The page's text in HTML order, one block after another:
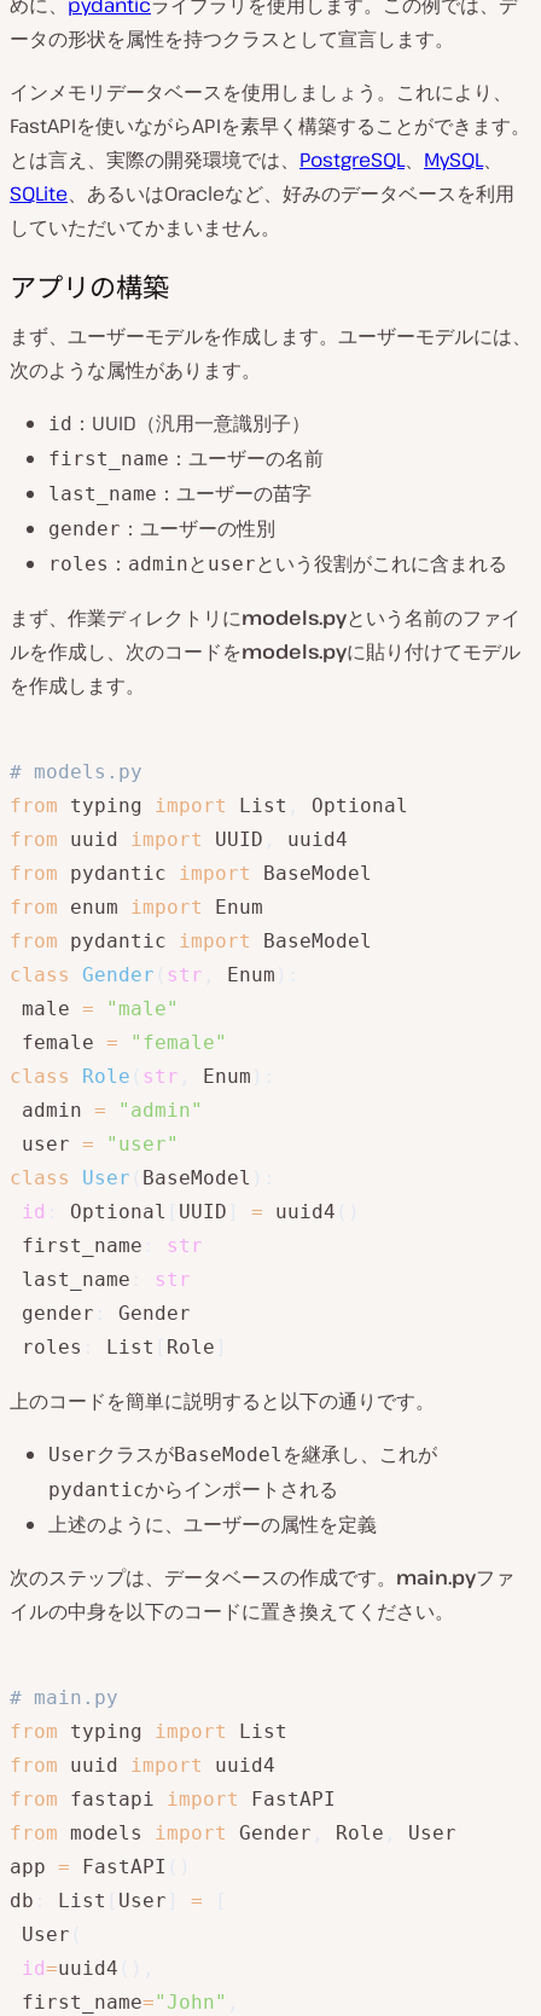
ータの形状を属性を持つクラスとして宣言します。
インメモリデータベースを使用しましょう。これにより、
FastAPIを使いながらAPIを素早く構築することができます。
とは言え、実際の開発環境では、 PostgreSQL、 MySQL、
SQLite、あるいはOracleなど、好みのデータベースを利用
していただいてかまいません。
アプリの構築
まず、ユーザーモデルを作成します。ユーザーモデルには、
次のような属性があります。
id ：UUID（汎用一意識別子）
first_name ：ユーザーの名前
last_name ：ユーザーの苗字
gender ：ユーザーの性別
roles ： adminと userという役割がこれに含まれる
まず、作業ディレクトリにmodels.pyという名前のファイ
ルを作成し、次のコードをmodels.pyに貼り付けてモデル
を作成します。
# models.py
from typing import List
from uuid import UUID
from pydantic import
from enum import
from pydantic import
class
Gender str Enum
male =
"male"
female =
"female"
class
Role str Enum
admin =
"admin"
user =
"user"
class
User BaseModel
id
Optional UUID = uuid4
first_name
str
last_name
str
gender
Gender
roles
List Role
上のコードを簡単に説明すると以下の通りです。
UserクラスがBaseModel を継承し、これが
pydanticからインポートされる
上述のように、ユーザーの属性を定義
次のステップは、データベースの作成です。 main.pyファ
イルの中身を以下のコードに置き換えてください。
# main.py
from typing import
from uuid import
from fastapi import
from models import Gender Role
User
app = FastAPI
db
List User =
User
id=uuid4
first_name="John"